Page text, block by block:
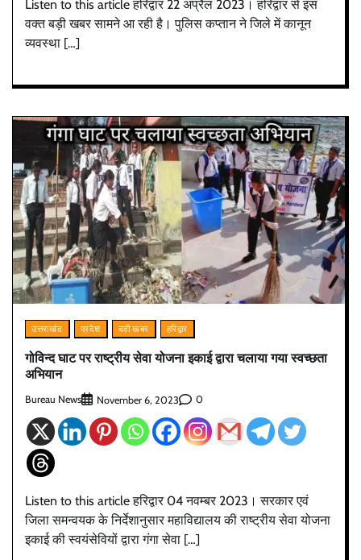
Listen to this article हरिद्वार 22 अप्रैल 2023। हरिद्वार से इस
वक्त बड़ी खबर सामने आ रही है। पुलिस कप्तान ने जिले में कानून
व्यवस्था […]
उत्तराखंड प्रदेश बड़ी खबर हरिद्वार
गोविन्द घाट पर राष्ट्रीय सेवा योजना इकाई द्वारा चलाया गया स्वच्छता
अभियान
Bureau News November 6, 2023 0
Listen to this article हरिद्वार 04 नवम्बर 2023। सरकार एवं
जिला समन्वयक के निर्देशानुसार महाविद्यालय की राष्ट्रीय सेवा योजना
इकाई की स्वयंसेवियों द्वारा गंगा सेवा […]